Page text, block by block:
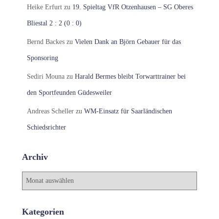
Heike Erfurt zu 19. Spieltag VfR Otzenhausen – SG Oberes
Bliestal 2 : 2 (0 : 0)
Bernd Backes zu Vielen Dank an Björn Gebauer für das
Sponsoring
Sediri Mouna zu Harald Bermes bleibt Torwarttrainer bei
den Sportfeunden Güdesweiler
Andreas Scheller zu WM-Einsatz für Saarländischen
Schiedsrichter
Archiv
A
h
Kategorien